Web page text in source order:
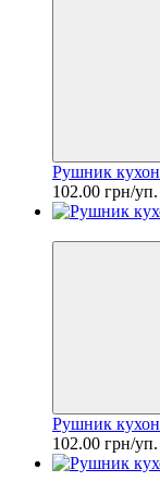
Рушник
102.00 грн/уп.
Рушник
102.00 грн/уп.